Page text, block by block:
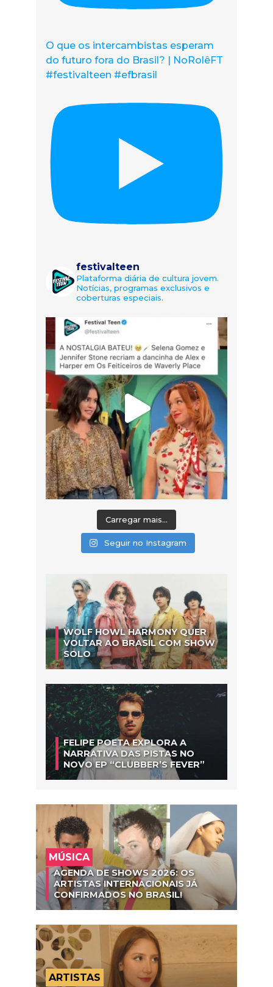
O que os intercambistas esperam
do futuro fora do Brasil? | NoRolêFT
#festivalteen #efbrasil
festivalteen
Plataforma diária de cultura jovem.
Notícias, programas exclusivos e
coberturas especiais.
Carregar mais...
Seguir no Instagram
WOLF HOWL HARMONY QUER
VOLTAR AO BRASIL COM SHOW
SOLO
FELIPE POETA EXPLORA A
NARRATIVA DAS PISTAS NO
NOVO EP “CLUBBER’S FEVER”
MÚSICA
AGENDA DE SHOWS 2026: OS
ARTISTAS INTERNACIONAIS JÁ
CONFIRMADOS NO BRASIL!
ARTISTAS